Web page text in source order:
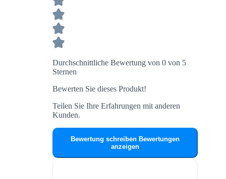
Durchschnittliche Bewertung von 0 von 5
Sternen
Bewerten Sie dieses Produkt!
Teilen Sie Ihre Erfahrungen mit anderen
Kunden.
Bewertung schreiben Bewertungen
anzeigen